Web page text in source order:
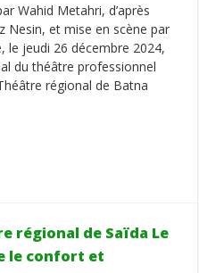
Wahid Metahri, d’après
Nesin, et mise en scène par
le jeudi 26 décembre 2024,
du théâtre professionnel
régional de Batna
régional de Saïda Le
le confort et